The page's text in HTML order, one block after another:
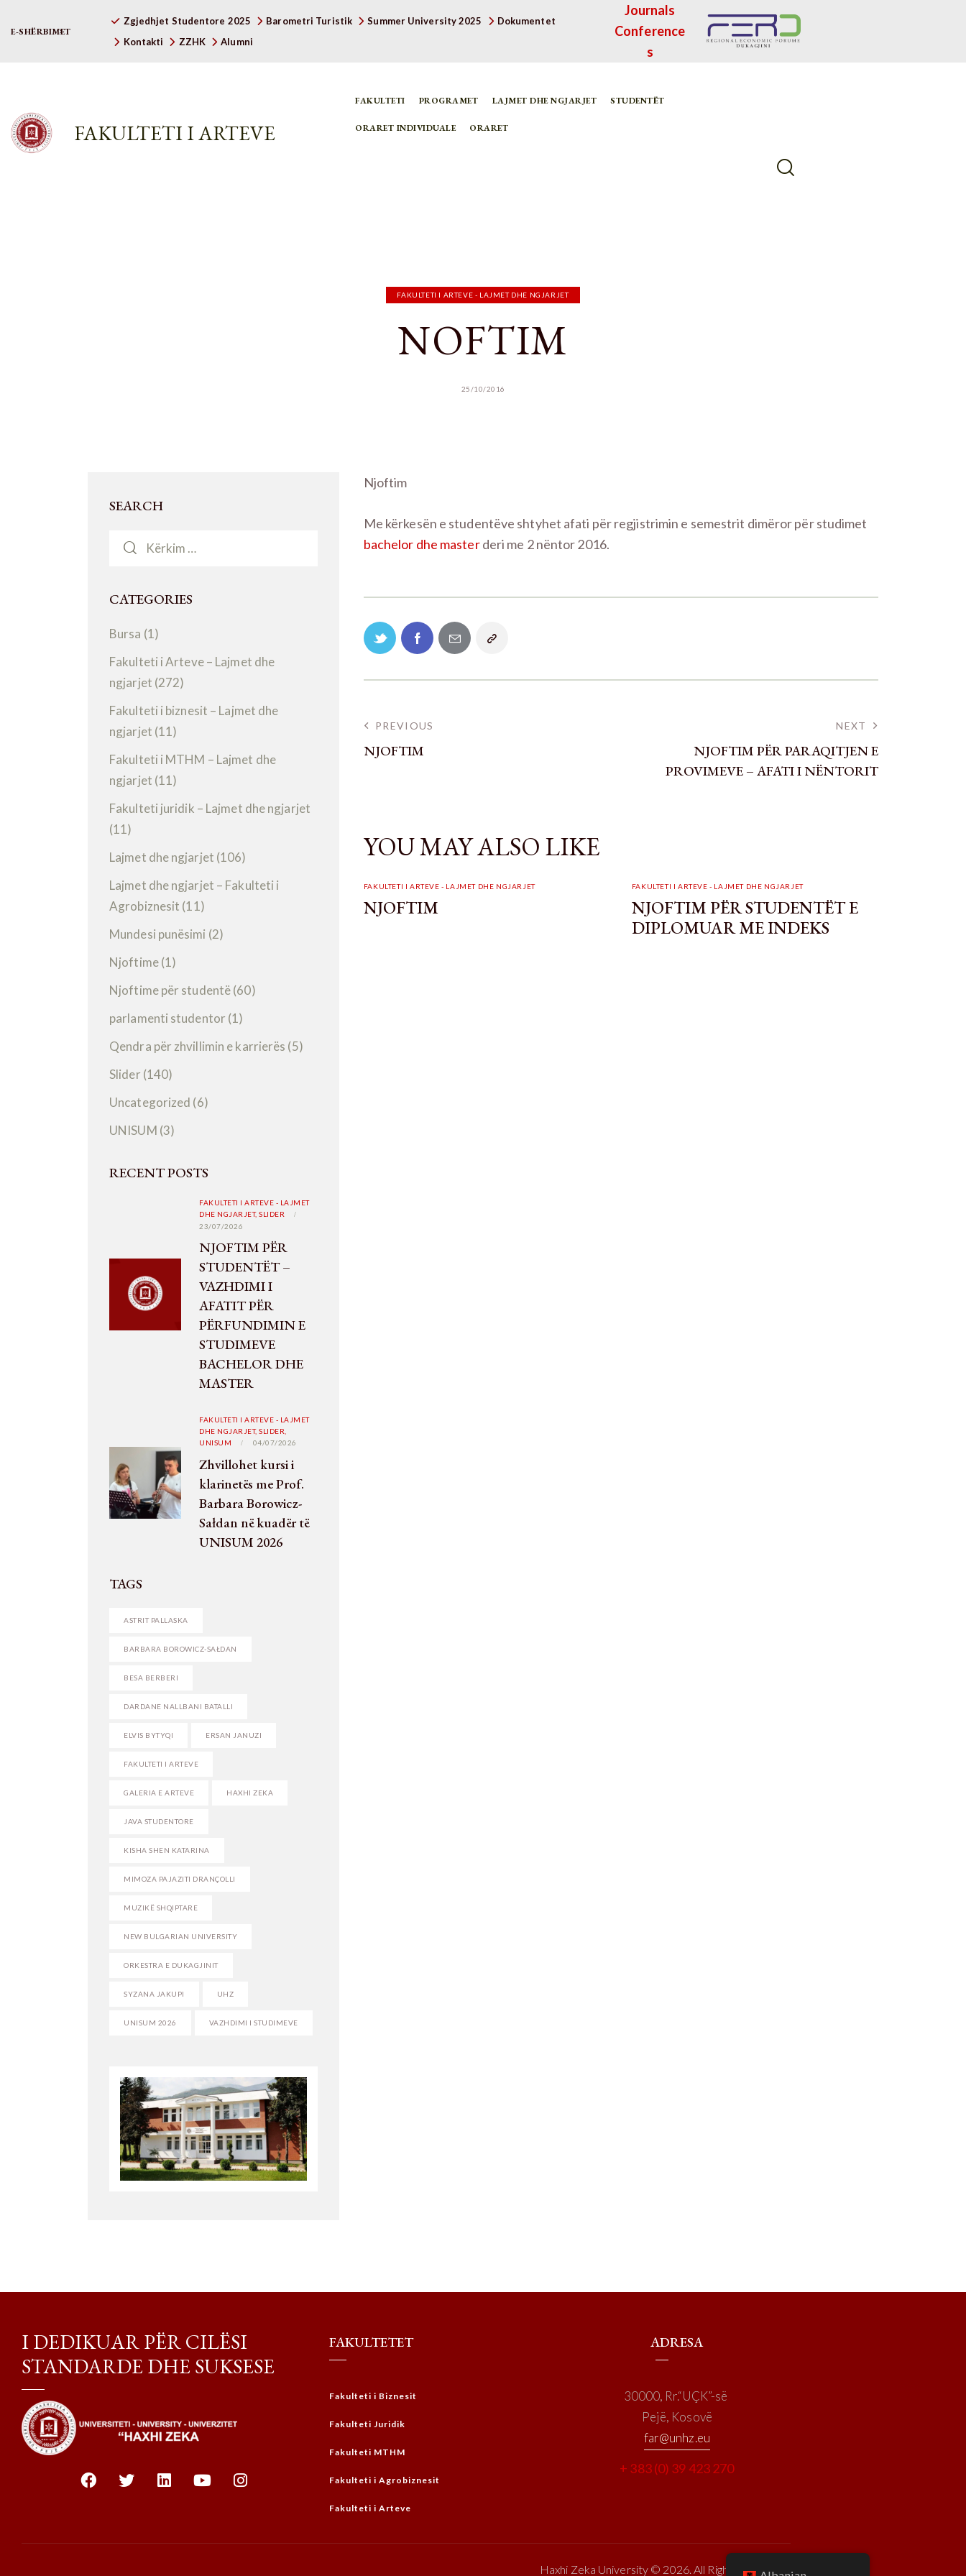
E-SHËRBIMET
Zgjedhjet Studentore 2025 Barometri Turistik Summer University 2025
Dokumentet
Kontakti
ZZHK Alumni
Journals
Conference
s
FAKULTETI I ARTEVE
FAKULTETI PROGRAMET LAJMET DHE NGJARJET STUDENTËT
ORARET INDIVIDUALE ORARET
FAKULTETI I ARTEVE - LAJMET DHE NGJARJET
NOFTIM
25/10/2016
Njoftim
Me kërkesën e studentëve shtyhet afati për regjistrimin e semestrit dimëror për studimet
bachelor dhe masterderi me 2 nëntor 2016.
PREVIOUS
NJOFTIM
NEXT
NJOFTIM PËR PARAQITJEN E
PROVIMEVE – AFATI I NËNTORIT
YOU MAY ALSO LIKE
FAKULTETI I ARTEVE - LAJMET DHE NGJARJET
NJOFTIM
FAKULTETI I ARTEVE - LAJMET DHE NGJARJET
NJOFTIM PËR STUDENTËT E
DIPLOMUAR ME INDEKS
SEARCH
CATEGORIES
Bursa (1)
Fakulteti i Arteve – Lajmet dhe
ngjarjet (272)
Fakulteti i biznesit – Lajmet dhe
ngjarjet (11)
Fakulteti i MTHM – Lajmet dhe
ngjarjet (11)
Fakulteti juridik – Lajmet dhe ngjarjet
(11)
Lajmet dhe ngjarjet (106)
Lajmet dhe ngjarjet – Fakulteti i
Agrobiznesit (11)
Mundesi punësimi (2)
Njoftime(1)
Njoftime për studentë(60)
parlamenti studentor (1)
Qendra për zhvillimin e karrierës (5)
Slider (140)
Uncategorized (6)
UNISUM (3)
RECENT POSTS
FAKULTETI I ARTEVE - LAJMET
DHE NGJARJET, SLIDER
23/07/2026
NJOFTIM PËR
STUDENTËT –
VAZHDIMI I
AFATIT PËR
PËRFUNDIMIN E
STUDIMEVE
BACHELOR DHE
MASTER
FAKULTETI I ARTEVE - LAJMET
DHE NGJARJET, SLIDER,
UNISUM
04/07/2026
Zhvillohet kursi i
klarinetës me Prof.
Barbara Borowicz-
Sałdan në kuadër të
UNISUM 2026
TAGS
ASTRIT PALLASKA
BARBARA BOROWICZ-SAŁDAN
BESA BERBERI
DARDANE NALLBANI BATALLI
ELVIS BYTYQI ERSAN JANUZI
FAKULTETI I ARTEVE
GALERIA E ARTEVE HAXHI ZEKA
JAVA STUDENTORE
KISHA SHEN KATARINA
MIMOZA PAJAZITI DRANÇOLLI
MUZIKË SHQIPTARE
NEW BULGARIAN UNIVERSITY
ORKESTRA E DUKAGJINIT
SYZANA JAKUPI UHZ
UNISUM 2026 VAZHDIMI I STUDIMEVE
I DEDIKUAR PËR CILËSI
STANDARDE DHE SUKSESE
FAKULTETET
Fakulteti i Biznesit
Fakulteti Juridik
Fakulteti MTHM
Fakulteti i Agrobiznesit
Fakulteti i Arteve
ADRESA
30000, Rr.“UÇK”-së
Pejë, Kosovë
far@unhz.eu
+ 383 (0) 39 423 270
Haxhi Zeka University © 2026. All Rights Reserved.